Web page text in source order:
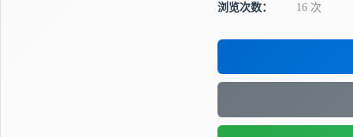
浏览次数： 16 次